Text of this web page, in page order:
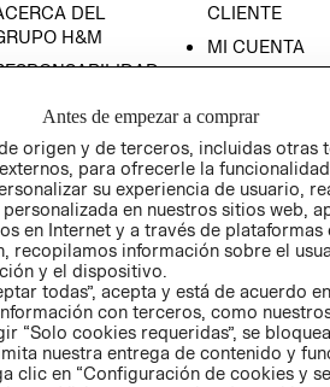
DEL
H&M
PRENSA
CON
CLIENTE
MI CUENTA
- RETIRO EN
TIENDA
TÉRMINOS Y
CONDICIONES
PRIVACIDAD
GIFT CARD
AVISO DE
Antes de empezar a comprar
origen y de terceros, incluidas otras
para ofrecerle la
su experiencia de usuario,
en nuestros sitios web,
en Internet y a través de plataformas
recopilamos información sobre el
y el dispositivo.
todas”, acepta y está de acuerdo
con terceros, como
“Solo cookies requeridas”, se
nuestra entrega de contenido y
clic en “Configuración de cookies y